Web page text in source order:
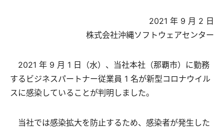
2021 年 9 月 2 日
株式会社沖縄ソフトウェアセンター
2021 年 9 月 1 日（水）、当社本社（那覇市）に勤務
するビジネスパートナー従業員 1 名が新型コロナウイル
スに感染していることが判明しました。
当社では感染拡大を防止するため、感染者が発生した